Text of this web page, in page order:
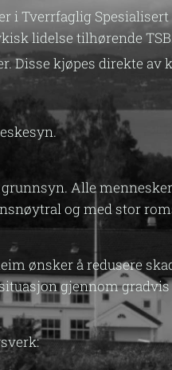
i Tverrfaglig
lidelse tilhørende
Disse kjøpes direkte av
Alle
og med stor
ønsker å redusere
gjennom